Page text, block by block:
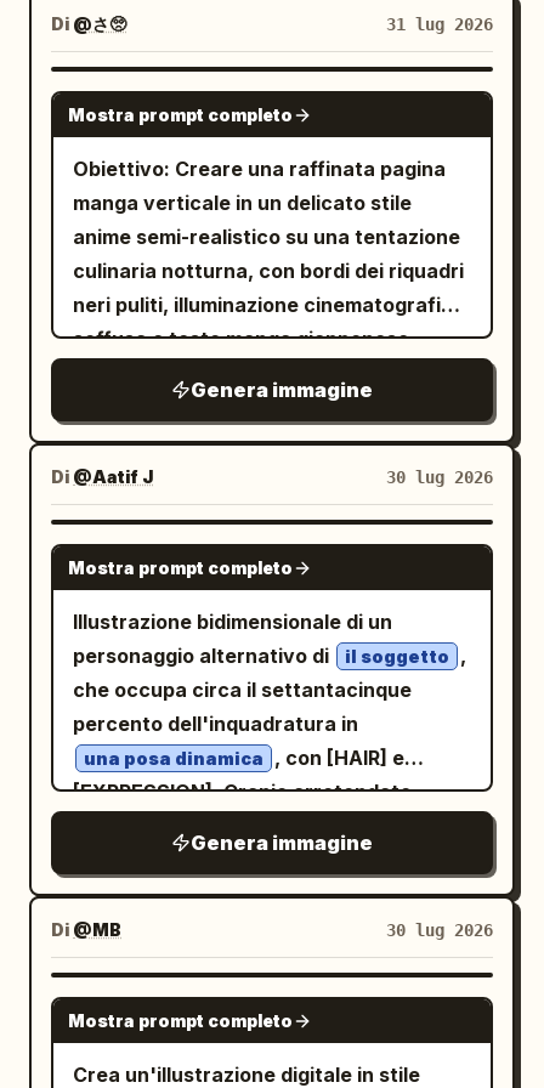
crema, ombre semplici, come un manga
di vita quotidiana giapponese o
illustrazioni rilassanti. [Requisiti per il
testo] Il cinese nei fumetti deve essere
corretto, chiaro, senza caratteri confusi
o deformazioni. Evitare: fotografia
realistica, rendering 3D, colori vivaci,
sfondi complessi, volti dei personaggi
deformati, testo confuso, effetto
adesivo economico.
quadrata. Evita il fotorealismo, le
sfumature, la linea sottile o testo
aggiuntivo.
「2/4」 in alto a destra e il nome
dell'artista 「@_sagyo」 centrato in
basso. Trasformazioni delle vignette: 1.
Vignetta larga in alto: illustra la ragazza
giovane donna in una cucina
accogliente, mentre tiene una ciotola di
tofu guarnita con erba cipollina.
Mantieni un fumetto verticale con 「じ
ゃ…お豆腐にめんつゆかけて…！」. 2.
sostituisci il segnaposto “malvagio” con
una versione demone dai capelli
argentati del personaggio maschile, con
corna nere, ali di pipistrello scure, una
posa severa a braccia incrociate e uno
sfondo viola minaccioso. Includi
esattamente 2 fumetti: 「ちっ…冷奴は正
直おいしいので何も言えません…」 e 「せめ
てネギとかかは載せましょう それくらいの悪
は許されます」. 3. Vignetta diagonale
centrale destra: sostituisci il segnaposto
“angelo” con lo stesso personaggio
maschile dai capelli argentati in versione
angelo, sorridente con le mani giunte, ali
bianche, aureola luminosa, scintille, fiori
e uno sfondo dorato paradisiaco e caldo.
Includi esattamente 2 fumetti: 「まぁ…！
夜食界の優等生ですよ…」 e 「えらいで
す…」. 4. Vignetta larga in basso: mostra
di nuovo la ragazza a sinistra mentre
tiene una piccola bottiglia con il tappo
illustrazioni dei personaggi rifinite e
ridisegna i bordi delle vignette in modo
pulito. Obiettivo: Creare una pagina
manga finita intitolata 夜食
2/4
, basata sullo storyboard di
riferimento. Layout: Mantieni
esattamente 4 vignette visibili: 1
vignetta larga in alto, 2 vignette centrali
angolate affiancate e 1 vignetta larga in
basso. Usa bordi neri puliti per le
vignette, con le due centrali divise da
una canalina inclinata. Aggiungi il nome
dell'artista centrato in basso:
@_sagyo
- Sostituisci il segnaposto “あちゃち” con
una bella giovane donna dai lunghi
capelli scuri, occhi espressivi in stile
con un gilet scuro. - Sostituisci il
segnaposto “悪魔ファブち” con un
affascinante uomo demone dai capelli
argentati, corna nere, ali di pipistrello
scure, espressione severa e
segnaposto “天使ファブち” con una
versione angelo sorridente dello stesso
uomo dai capelli argentati, ali bianche,
aureola luminosa, mani giunte e
un'atmosfera celeste calda. Rendering
specifico per vignetta: 1. Vignetta in
alto: Mostra la giovane donna in un
ambiente cucina/sala da pranzo mentre
Di @さ🥺 31 lug 2026
GPT IMAGE 2
Mostra prompt completo
Obiettivo: Creare una raffinata pagina
manga verticale in un delicato stile
anime semi-realistico su una tentazione
culinaria notturna, con bordi dei riquadri
neri puliti, illuminazione cinematografica
soffusa e testo manga giapponese
verticale, rapporto d'aspetto circa 3:4,
margine esterno bianco. Inserire il titolo
「夜食」 in alto a sinistra e il numero di
pagina 「1/4」 in alto a destra.
Aggiungere una piccola firma centrata in
basso: @_sagyo. Layout: Utilizzare
esattamente 4 vignette. La vignetta 1 è
un'ampia vignetta a tutta larghezza
nella parte superiore che occupa circa
metà dell'altezza della pagina. Le
vignette 2 e 3 sono due riquadri più
piccoli di uguali dimensioni affiancati
nella fila centrale. La vignetta 4 è
un'ampia vignetta a tutta larghezza
nella parte inferiore. Utilizzare spessi
bordi neri tra le vignette. Vignetta 1: Una
cucina-sala da pranzo in penombra blu a
mezzanotte. Una giovane donna snella di
nome
Genera immagine
Di @Aatif J 30 lug 2026
GPT IMAGE 2
Mostra prompt completo
Illustrazione bidimensionale di un
personaggio alternativo di
il soggetto
,
che occupa circa il settantacinque
percento dell'inquadratura in
una posa dinamica
, con [HAIR] e
[EXPRESSION]. Cranio arrotondato
viso corta e piatta, mascella stretta,
collo lungo e sottile, orecchie
leggermente sovradimensionate, enormi
occhi ovali pallidi con minuscole pupille
decentrate, sopracciglia nere orizzontali
estremamente spesse, pesanti palpebre
superiori nere, occhiaie color malva
Genera immagine
Di @MB 30 lug 2026
GPT IMAGE 2
Mostra prompt completo
Crea un'illustrazione digitale in stile